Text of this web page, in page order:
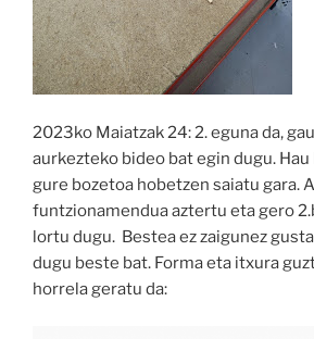
2023ko Maiatzak 24: 2. eguna da,
aurkezteko bideo bat egin dugu.
gure bozetoa hobetzen saiatu gara.
funtzionamendua aztertu eta gero
lortu dugu. Bestea ez zaigunez
dugu beste bat. Forma eta itxura
horrela geratu da: